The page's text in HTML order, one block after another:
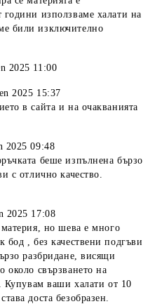
години използваме халати на
били изключително
2025 11:00
2025 15:37
в сайта и на очакванията
2025 09:48
беше изпълнена бързо
с отлично качество.
2025 17:08
но шева е много
, без качествени подгъви
разбридане, висящи
около свързването на
Купувам ваши халати от 10
доста безобразен.